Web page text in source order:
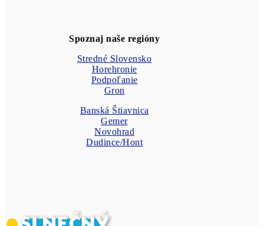
Spoznaj naše regióny
Stredné Slovensko
Horehronie
Podpoľanie
Gron
Banská Štiavnica
Gemer
Novohrad
Dudince/Hont